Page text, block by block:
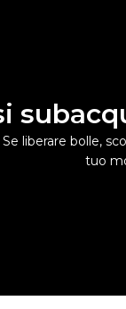
liberare bolle,
tuo